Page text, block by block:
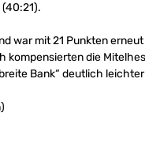
war mit 21 Punkten
die
Bank“ deutlich leichter